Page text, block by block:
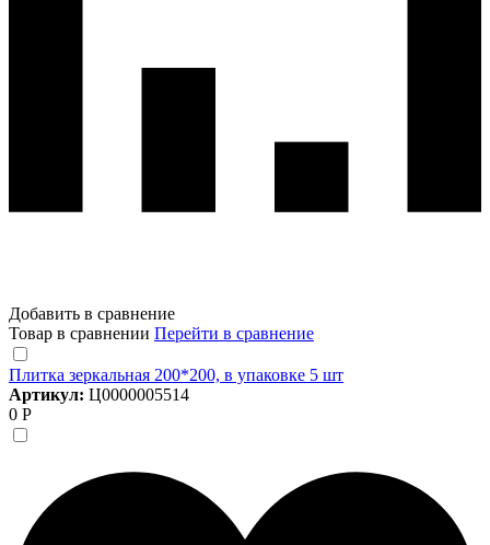
Добавить в сравнение
Товар в сравнении Перейти в сравнение
Плитка зеркальная 200*200, в упаковке 5 шт
Артикул: Ц0000005514
0 Р